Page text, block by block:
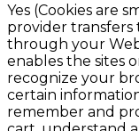
Yes (Cookies are
provider
through your
enables the sites
recognize your
certain
remember and